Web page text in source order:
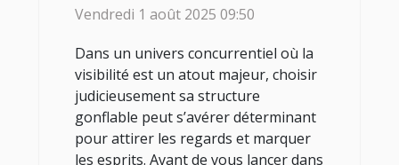
Vendredi 1 août 2025 09:50
Dans un univers concurrentiel où la
visibilité est un atout majeur, choisir
judicieusement sa structure
gonflable peut s’avérer déterminant
pour attirer les regards et marquer
les esprits. Avant de vous lancer dans